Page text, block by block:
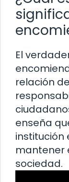
El
relación
enseña
institución
mantener
sociedad.